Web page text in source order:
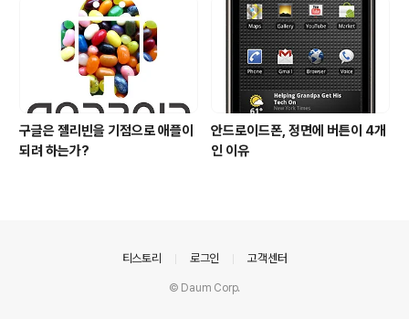
구글은 젤리빈을 기점으로 애플이
되려 하는가?
안드로이드폰, 정면에 버튼이 4개
인 이유
티스토리 로그인 고객센터
© Daum Corp.